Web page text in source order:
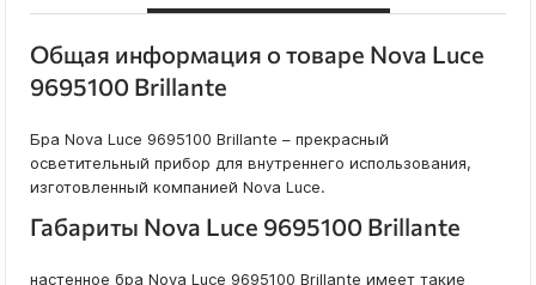
Общая информация о товаре Nova Luce
9695100 Brillante
Бра Nova Luce 9695100 Brillante – прекрасный
осветительный прибор для внутреннего использования,
изготовленный компанией Nova Luce.
Габариты Nova Luce 9695100 Brillante
настенное бра Nova Luce 9695100 Brillante имеет такие